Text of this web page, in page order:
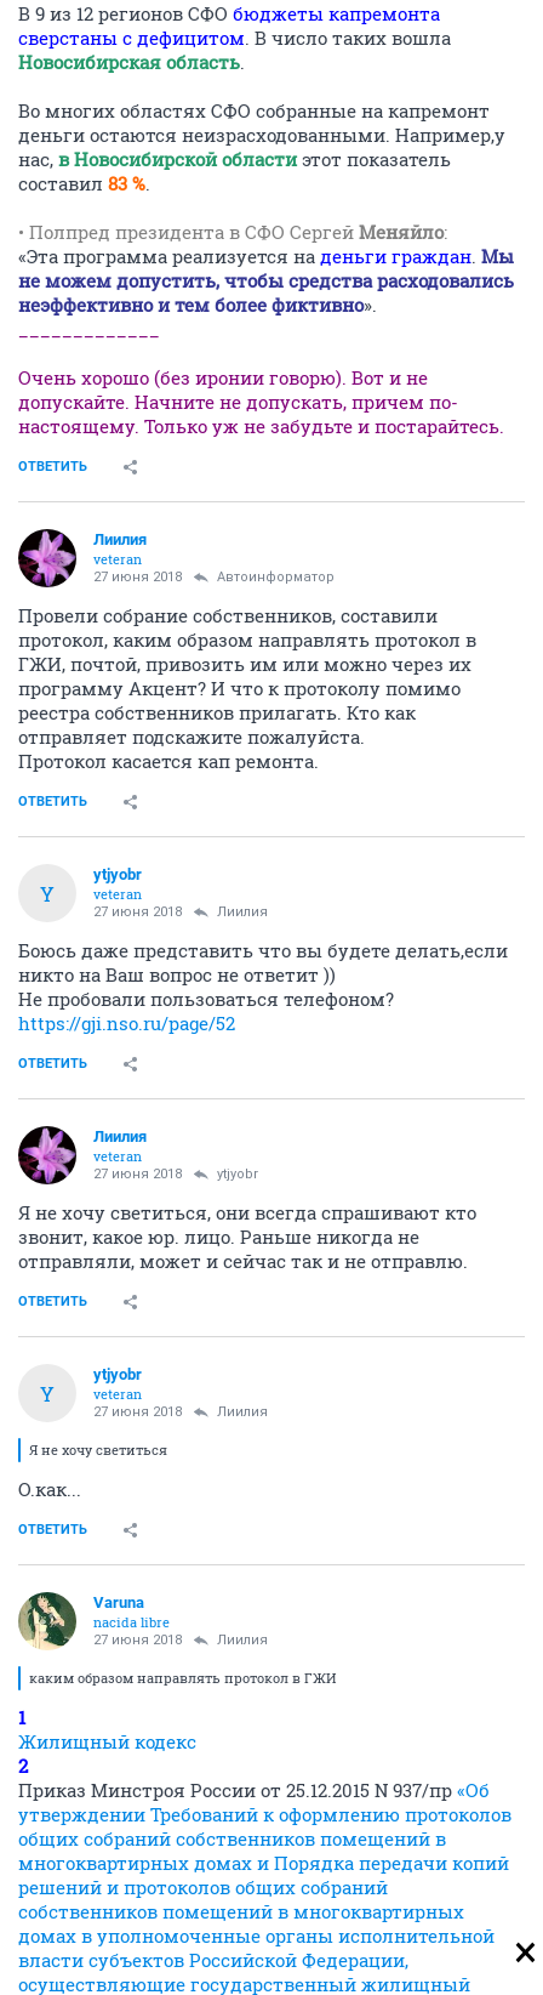
В 9 из 12 регионов СФО бюджеты капремонта
сверстаны с дефицитом. В число таких вошла
Новосибирская область.
Во многих областях СФО собранные на капремонт
деньги остаются неизрасходованными. Например,у
нас, в Новосибирской областиэтот показатель
составил 83 %.
• Полпред президента в СФО Сергей Меняйло:
«Эта программа реализуется на деньги граждан. Мы
не можем допустить, чтобы средства расходовались
неэффективно и тем более фиктивно».
Очень хорошо (без иронии говорю). Вот и не
допускайте. Начните не допускать, причем по-
настоящему. Только уж не забудьте и постарайтесь.
ОТВЕТИТЬ
Лиилия
veteran
27 июня 2018 Автоинформатор
Провели собрание собственников, составили
протокол, каким образом направлять протокол в
ГЖИ, почтой, привозить им или можно через их
программу Акцент? И что к протоколу помимо
реестра собственников прилагать. Кто как
отправляет подскажите пожалуйста.
Протокол касается кап ремонта.
ОТВЕТИТЬ
Y
ytjyobr
veteran
27 июня 2018 Лиилия
Боюсь даже представить что вы будете делать,если
никто на Ваш вопрос не ответит ))
Не пробовали пользоваться телефоном?
https://gji.nso.ru/page/52
ОТВЕТИТЬ
Лиилия
veteran
27 июня 2018 ytjyobr
Я не хочу светиться, они всегда спрашивают кто
звонит, какое юр. лицо. Раньше никогда не
отправляли, может и сейчас так и не отправлю.
ОТВЕТИТЬ
Y
ytjyobr
veteran
27 июня 2018 Лиилия
Я не хочу светиться
О.как...
ОТВЕТИТЬ
Varuna
nacida libre
27 июня 2018 Лиилия
каким образом направлять протокол в ГЖИ
1
Жилищный кодекс
2
Приказ Минстроя России от 25.12.2015 N 937/пр «Об
утверждении Требований к оформлению протоколов
общих собраний собственников помещений в
многоквартирных домах и Порядка передачи копий
решений и протоколов общих собраний
собственников помещений в многоквартирных
домах в уполномоченные органы исполнительной
власти субъектов Российской Федерации,
осуществляющие государственный жилищный